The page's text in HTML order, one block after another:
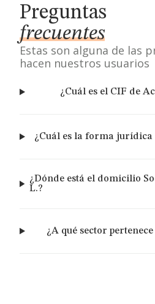
Preguntas
frecuentes
Estas son alguna de las
hacen nuestros usuarios
¿Cuál es el CIF de
¿Cuál es la forma jurídica
¿Dónde está el domicilio
L.?
¿A qué sector